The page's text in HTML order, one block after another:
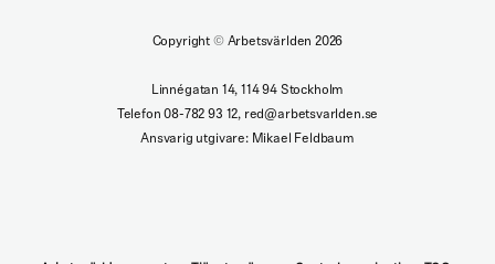
Copyright ©Arbetsvärlden 2026
Linnégatan 14, 114 94 Stockholm
Telefon 08-782 93 12, red@arbetsvarlden.se
Ansvarig utgivare: Mikael Feldbaum